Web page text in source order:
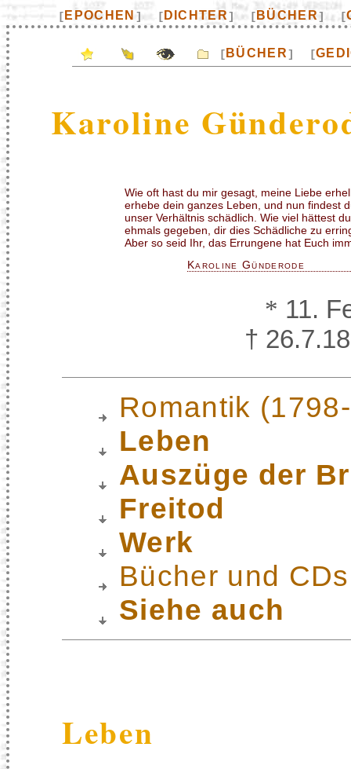
[ EPOCHEN ] [ DICHTER] [ BÜCHER] [
[ BÜCHER] [
Karoline
Wie oft hast du mir gesagt, meine Liebe
erhebe dein ganzes Leben, und nun findest
unser Verhältnis schädlich. Wie viel hättest du
ehmals gegeben, dir dies Schädliche zu
Aber so seid Ihr, das Errungene hat Euch
Karoline Günderode
* 11.
†
Romantik
Leben
Auszüge der
Freitod
Werk
Bücher und CDs
Siehe auch
Leben